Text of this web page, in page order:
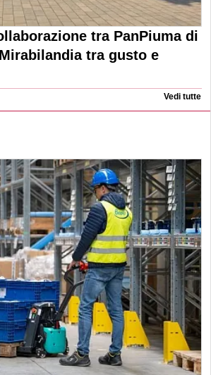
tra PanPiuma di
tra gusto e
Vedi tutte